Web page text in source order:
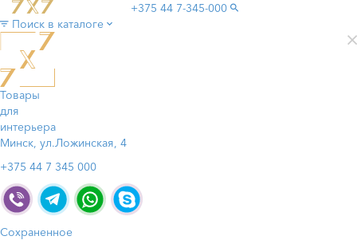
+375 44 7-345-000
Поиск в каталоге
Товары
для
интерьера
Минск, ул.Ложинская, 4
+375 44 7 345 000
Сохраненное